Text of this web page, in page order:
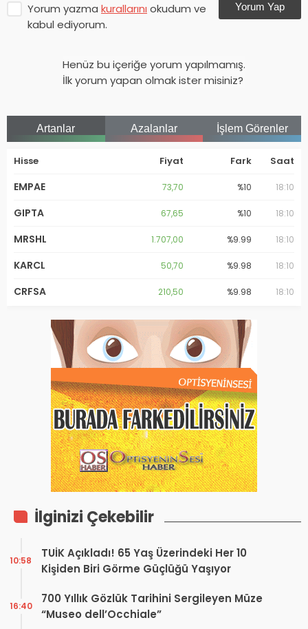
Yorum yazma kurallarını okudum ve
kabul ediyorum.
Yorum Yap
Henüz bu içeriğe yorum yapılmamış.
İlk yorum yapan olmak ister misiniz?
Artanlar Azalanlar İşlem Görenler
Hisse Fiyat Fark Saat
EMPAE 73,70 %10 18:10
GIPTA 67,65 %10 18:10
MRSHL 1.707,00 %9.99 18:10
KARCL 50,70 %9.98 18:10
CRFSA 210,50 %9.98 18:10
İlginizi Çekebilir
TUİK Açıkladı! 65 Yaş Üzerindeki Her 10
Kişiden Biri Görme Güçlüğü Yaşıyor
10:58
700 Yıllık Gözlük Tarihini Sergileyen Müze
“Museo dell’Occhiale”
16:40